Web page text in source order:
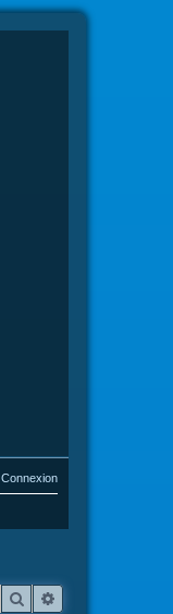
Connexion
Rechercher